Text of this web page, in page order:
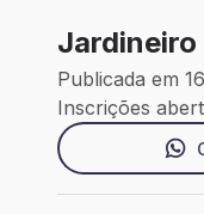
Jardineiro
Publicada em
Inscrições